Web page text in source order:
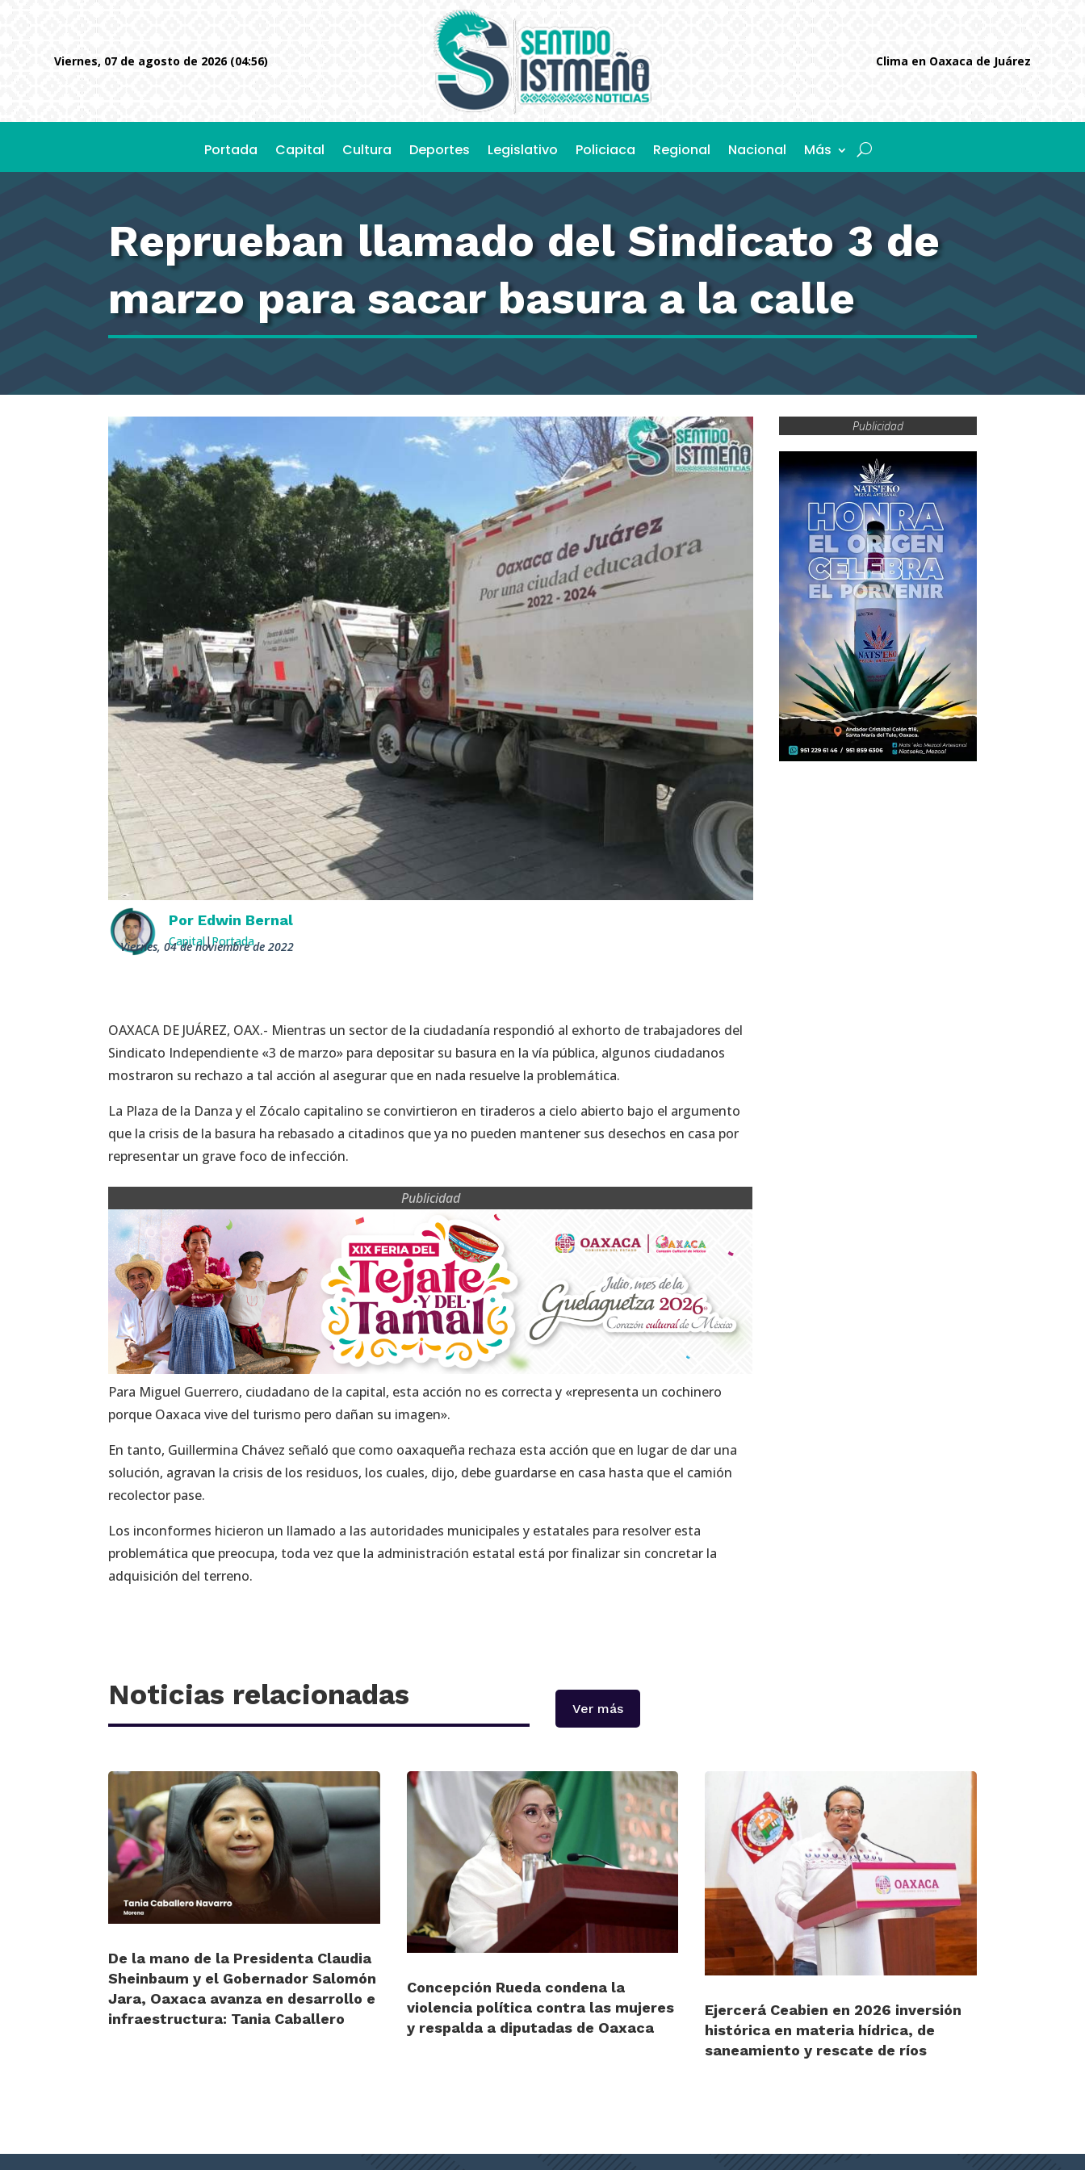
viernes, 07 de agosto de 2026 (04:56) Clima en Oaxaca de Juárez
Portada Capital Cultura Deportes Legislativo Policiaca Regional Nacional Más
Reprueban llamado del Sindicato 3 de
marzo para sacar basura a la calle
Por Edwin Bernal
Capital| Portada
viernes, 04 de noviembre de 2022
OAXACA DE JUÁREZ, OAX.- Mientras un sector de la ciudadanía respondió al exhorto de trabajadores del
Sindicato Independiente «3 de marzo» para depositar su basura en la vía pública, algunos ciudadanos
mostraron su rechazo a tal acción al asegurar que en nada resuelve la problemática.
La Plaza de la Danza y el Zócalo capitalino se convirtieron en tiraderos a cielo abierto bajo el argumento
que la crisis de la basura ha rebasado a citadinos que ya no pueden mantener sus desechos en casa por
representar un grave foco de infección.
Publicidad
Para Miguel Guerrero, ciudadano de la capital, esta acción no es correcta y «representa un cochinero
porque Oaxaca vive del turismo pero dañan su imagen».
En tanto, Guillermina Chávez señaló que como oaxaqueña rechaza esta acción que en lugar de dar una
solución, agravan la crisis de los residuos, los cuales, dijo, debe guardarse en casa hasta que el camión
recolector pase.
Los inconformes hicieron un llamado a las autoridades municipales y estatales para resolver esta
problemática que preocupa, toda vez que la administración estatal está por finalizar sin concretar la
adquisición del terreno.
Publicidad
Noticias relacionadas Ver más
De la mano de la Presidenta Claudia
Sheinbaum y el Gobernador Salomón
Jara, Oaxaca avanza en desarrollo e
infraestructura: Tania Caballero
Concepción Rueda condena la
violencia política contra las mujeres
y respalda a diputadas de Oaxaca
Ejercerá Ceabien en 2026 inversión
histórica en materia hídrica, de
saneamiento y rescate de ríos